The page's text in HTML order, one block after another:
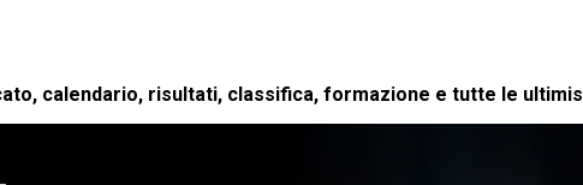
calendario, risultati, classifica, formazione e tutte le